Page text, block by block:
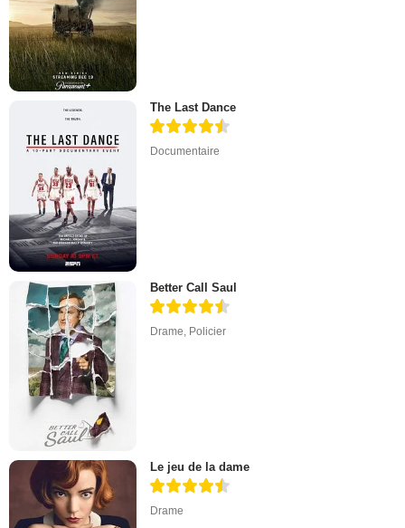
The Last Dance
Documentaire
Better Call Saul
Drame Policier
Le jeu de la dame
Drame